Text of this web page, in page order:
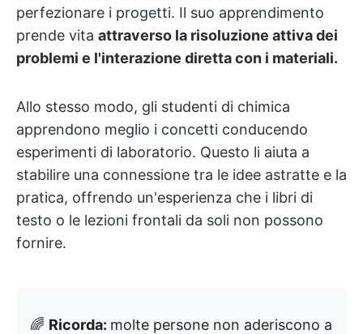
perfezionare i progetti. Il suo apprendimento
prende vita attraverso la risoluzione attiva dei
problemi e l'interazione diretta con i materiali.
Allo stesso modo, gli studenti di chimica
apprendono meglio i concetti conducendo
esperimenti di laboratorio. Questo li aiuta a
stabilire una connessione tra le idee astratte e la
pratica, offrendo un'esperienza che i libri di
testo o le lezioni frontali da soli non possono
fornire.
🌈 Ricorda: molte persone non aderiscono a